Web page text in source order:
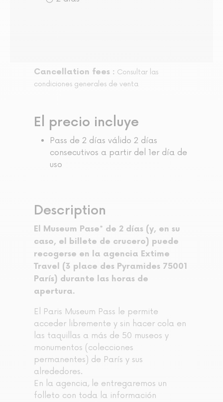
Cancellation fees : Consultar las
condiciones generales de venta
El precio incluye
Pass de 2 días válido 2 días
consecutivos a partir del 1er día de
uso
Description
El Museum Pase* de 2 días (y, en su
caso, el billete de crucero) puede
recogerse en la agencia Extime
Travel (3 place des Pyramides 75001
París) durante las horas de
apertura.
El Paris Museum Pass le permite
acceder libremente y sin hacer cola en
las taquillas a más de 50 museos y
monumentos (colecciones
permanentes) de París y sus
alrededores.
En la agencia, le entregaremos un
folleto con toda la información